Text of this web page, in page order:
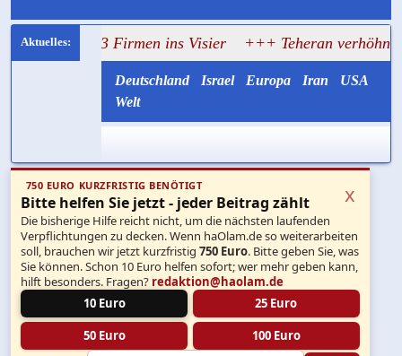
33 Firmen ins Visier +++ Teheran verhöhnt Trump:
Deutschland Israel Europa Iran
USA
Welt
750 EURO KURZFRISTIG BENÖTIGT
Bitte helfen Sie jetzt - jeder Beitrag zählt
Die bisherige Hilfe reicht nicht, um die nächsten laufenden
Verpflichtungen zu decken. Wenn haOlam.de so weiterarbeiten
soll, brauchen wir jetzt kurzfristig750 Euro. Bitte geben Sie, was
Sie können. Schon 10 Euro helfen sofort; wer mehr geben kann,
hilft besonders. Fragen? redaktion@haolam.de
10 Euro
25 Euro
50 Euro 100 Euro
x